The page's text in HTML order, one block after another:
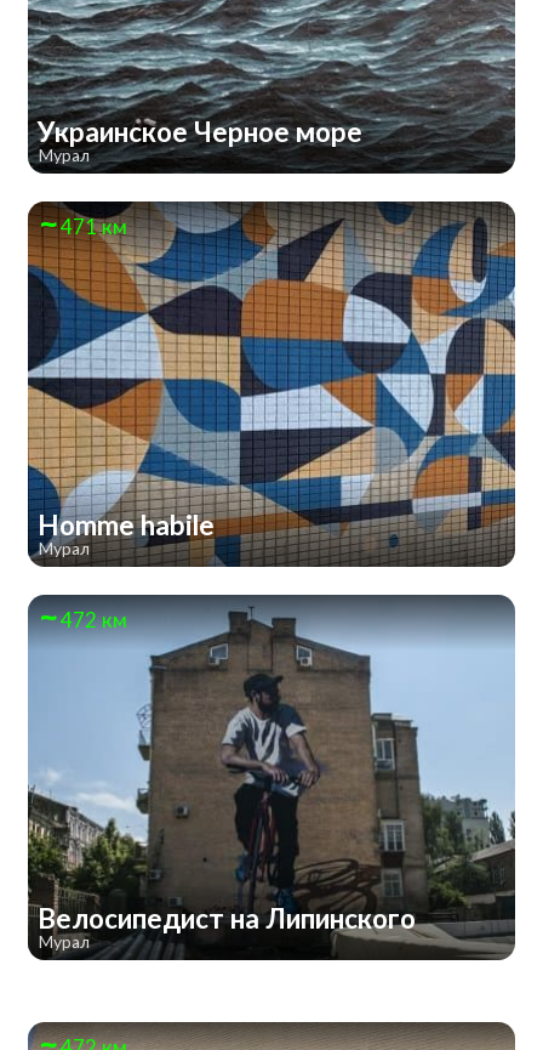
Украинское Черное море
Мурал
471 км
Homme habile
Мурал
472 км
Велосипедист на Липинского
Мурал